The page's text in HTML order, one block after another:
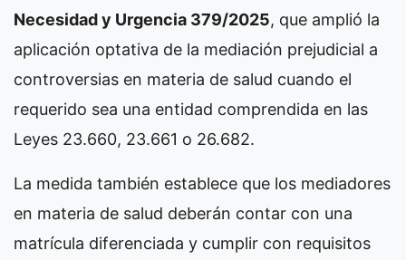
Necesidad y Urgencia 379/2025, que amplió la
aplicación optativa de la mediación prejudicial a
controversias en materia de salud cuando el
requerido sea una entidad comprendida en las
Leyes 23.660, 23.661 o 26.682.
La medida también establece que los mediadores
en materia de salud deberán contar con una
matrícula diferenciada y cumplir con requisitos